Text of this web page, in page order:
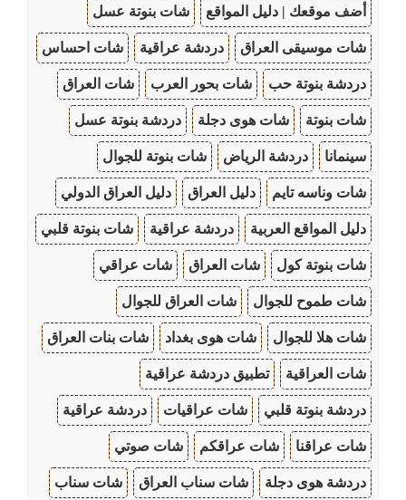
أضف موقعك | دليل المواقع شات بنوتة عسل
شات موسيقى العراق دردشة عراقية شات احساس
دردشة بنوتة حب شات بحور العرب شات العراق
شات بنوتة شات هوى دجلة دردشة بنوتة عسل
سينمانا دردشة الرياض شات بنوتة للجوال
شات وناسه تايم دليل العراق دليل العراق الدولي
دليل المواقع العربية دردشة عراقية شات بنوتة قلبي
شات بنوتة كول شات العراق شات عراقي
شات طموح للجوال شات العراق للجوال
شات هلا للجوال شات هوى بغداد شات بنات العراق
شات العراقية تطبيق دردشة عراقية
دردشة بنوتة قلبي شات عراقيات دردشة عراقية
شات عراقنا شات عراقكم شات صوتي
دردشة هوى دجلة شات سناب العراق شات سناب